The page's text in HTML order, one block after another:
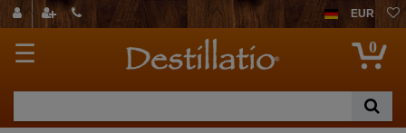
EUR
☰ 0